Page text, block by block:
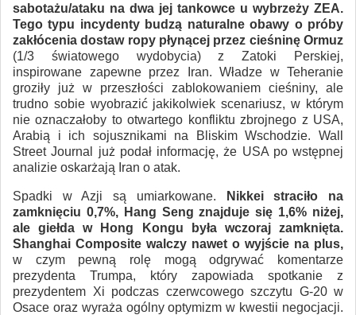
sabotażu/ataku na dwa jej tankowce u wybrzeży ZEA.
Tego typu incydenty budzą naturalne obawy o próby
zakłócenia dostaw ropy płynącej przez cieśninę Ormuz
(1/3 światowego wydobycia) z Zatoki Perskiej,
inspirowane zapewne przez Iran. Władze w Teheranie
groziły już w przeszłości zablokowaniem cieśniny, ale
trudno sobie wyobrazić jakikolwiek scenariusz, w którym
nie oznaczałoby to otwartego konfliktu zbrojnego z USA,
Arabią i ich sojusznikami na Bliskim Wschodzie. Wall
Street Journal już podał informację, że USA po wstępnej
analizie oskarżają Iran o atak.
Spadki w Azji są umiarkowane.
Nikkei straciło na
zamknięciu 0,7%, Hang Seng znajduje się 1,6% niżej,
ale giełda w Hong Kongu była wczoraj zamknięta.
Shanghai Composite walczy nawet o wyjście na plus,
w czym pewną rolę mogą odgrywać komentarze
prezydenta Trumpa, który zapowiada spotkanie z
prezydentem Xi podczas czerwcowego szczytu G-20 w
Osace oraz wyraża ogólny optymizm w kwestii negocjacji.